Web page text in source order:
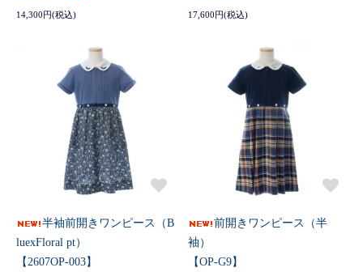
14,300円(税込) 17,600円(税込)
半袖前開きワンピース（B
luexFloral pt）
【2607OP-003】
前開きワンピース（半
袖）
【OP-G9】